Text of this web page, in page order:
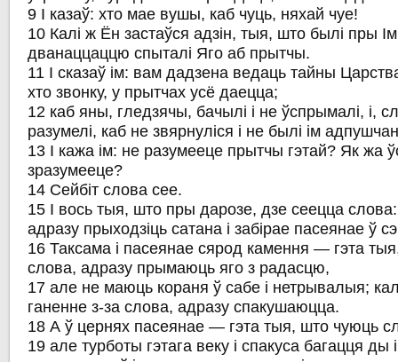
9 І казаў: хто мае вушы, каб чуць, няхай чуе!
10 Калі ж Ён застаўся адзін, тыя, што былі пры
дванаццаццю спыталі Яго аб прытчы.
11 І сказаў ім: вам дадзена ведаць тайны
хто звонку, у прытчах усё даецца;
12 каб яны, гледзячы, бачылі і не ўспрымалі, і,
разумелі, каб не звярнуліся і не былі ім
13 І кажа ім: не разумееце прытчы гэтай? Як жа
зразумееце?
14 Сейбіт слова сее.
15 І вось тыя, што пры дарозе, дзе сеецца
адразу прыходзіць сатана і забірае пасеянае ў
16 Таксама і пасеянае сярод камення — гэта
слова, адразу прымаюць яго з радасцю,
17 але не маюць кораня ў сабе і нетрывалыя;
ганенне з-за слова, адразу спакушаюцца.
18 А ў цернях пасеянае — гэта тыя, што чуюць
19 але турботы гэтага веку і спакуса багацця ды